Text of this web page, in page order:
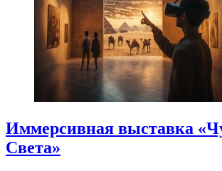
Иммерсивная выставка
Света»